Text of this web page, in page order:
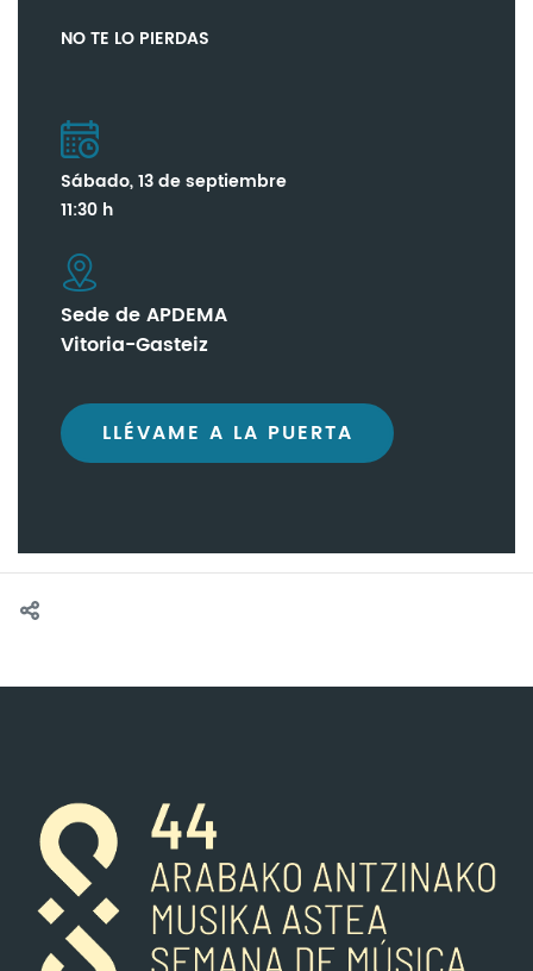
NO TE LO PIERDAS
Sábado, 13 de septiembre
11:30 h
Sede de APDEMA
Vitoria-Gasteiz
LLÉVAME A LA PUERTA